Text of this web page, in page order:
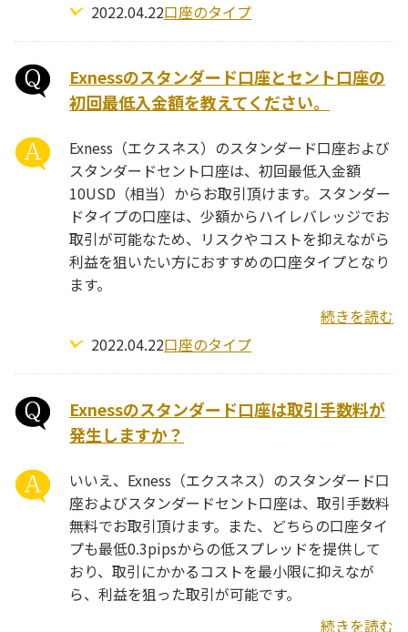
2022.04.22口座のタイプ
Exnessのスタンダード口座とセント口座の
初回最低入金額を教えてください。
Exness（エクスネス）のスタンダード口座および
スタンダードセント口座は、初回最低入金額
10USD（相当）からお取引頂けます。スタンダー
ドタイプの口座は、少額からハイレバレッジでお
取引が可能なため、リスクやコストを抑えながら
利益を狙いたい方におすすめの口座タイプとなり
ます。
続きを読む
2022.04.22口座のタイプ
Exnessのスタンダード口座は取引手数料が
発生しますか？
いいえ、Exness（エクスネス）のスタンダード口
座およびスタンダードセント口座は、取引手数料
無料でお取引頂けます。また、どちらの口座タイ
プも最低0.3pipsからの低スプレッドを提供して
おり、取引にかかるコストを最小限に抑えなが
ら、利益を狙った取引が可能です。
続きを読む